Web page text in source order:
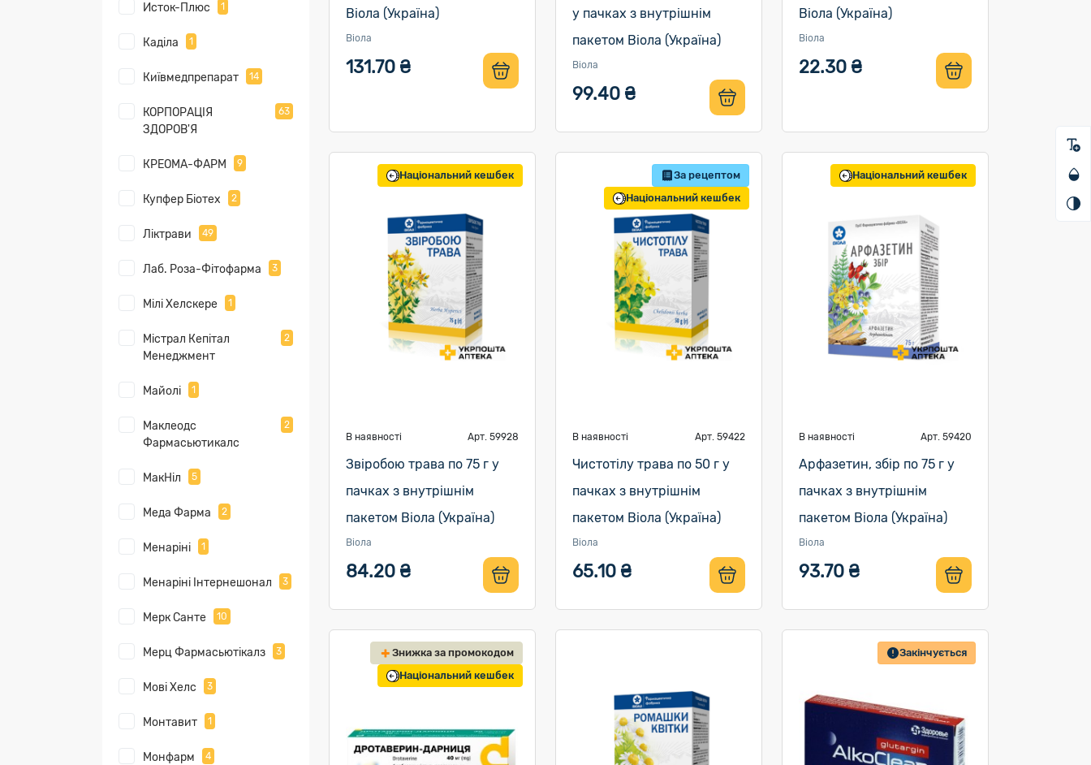
Исток-Плюс 1
Каділа 1
Київмедпрепарат 14
КОРПОРАЦІЯ
ЗДОРОВ'Я
63
КРЕОМА-ФАРМ 9
Купфер Біотех 2
Ліктрави 49
Лаб. Роза-Фітофарма 3
Мілі Хелскере 1
Містрал Кепітал
Менеджмент
2
Майолі 1
Маклеодс
Фармасьютикалс
2
МакНіл 5
Меда Фарма 2
Менаріні 1
Менаріні Інтернешонал 3
Мерк Санте 10
Мерц Фармасьютікалз 3
Мові Хелс 3
Монтавит 1
Монфарм 4
Віола (Україна)
Віола
131.70 ₴
у пачках з внутрішнім
пакетом Віола (Україна)
Віола
99.40 ₴
Віола (Україна)
Віола
22.30 ₴
Національний кешбек
В наявності Арт. 59928
Звіробою трава по 75 г у
пачках з внутрішнім
пакетом Віола (Україна)
Віола
84.20 ₴
За рецептом
Національний кешбек
В наявності Арт. 59422
Чистотілу трава по 50 г у
пачках з внутрішнім
пакетом Віола (Україна)
Віола
65.10 ₴
Національний кешбек
В наявності Арт. 59420
Арфазетин, збір по 75 г у
пачках з внутрішнім
пакетом Віола (Україна)
Віола
93.70 ₴
Знижка за промокодом
Національний кешбек
Закінчується